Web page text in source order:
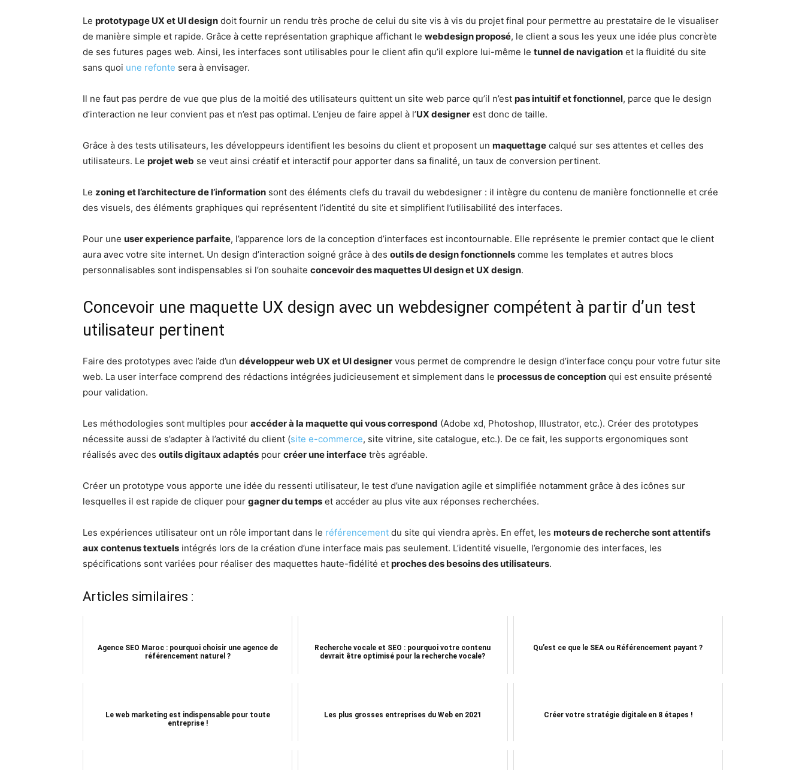
Le prototypage UX et UI design doit fournir un rendu très proche de celui du site vis à vis du projet final pour permettre au prestataire de le visualiser
de manière simple et rapide. Grâce à cette représentation graphique affichant le webdesign proposé, le client a sous les yeux une idée plus concrète
de ses futures pages web. Ainsi, les interfaces sont utilisables pour le client afin qu’il explore lui-même le tunnel de navigation et la fluidité du site
sans quoi une refonte sera à envisager.
Il ne faut pas perdre de vue que plus de la moitié des utilisateurs quittent un site web parce qu’il n’est pas intuitif et fonctionnel, parce que le design
d’interaction ne leur convient pas et n’est pas optimal. L’enjeu de faire appel à l’UX designer est donc de taille.
Grâce à des tests utilisateurs, les développeurs identifient les besoins du client et proposent un maquettage calqué sur ses attentes et celles des
utilisateurs. Le projet web se veut ainsi créatif et interactif pour apporter dans sa finalité, un taux de conversion pertinent.
Le zoning et l’architecture de l’information sont des éléments clefs du travail du webdesigner : il intègre du contenu de manière fonctionnelle et crée
des visuels, des éléments graphiques qui représentent l’identité du site et simplifient l’utilisabilité des interfaces.
Pour une user experience parfaite, l’apparence lors de la conception d’interfaces est incontournable. Elle représente le premier contact que le client
aura avec votre site internet. Un design d’interaction soigné grâce à des outils de design fonctionnels comme les templates et autres blocs
personnalisables sont indispensables si l’on souhaite concevoir des maquettes UI design et UX design.
Concevoir une maquette UX design avec un webdesigner compétent à partir d’un test
utilisateur pertinent
Faire des prototypes avec l’aide d’un développeur web UX et UI designer vous permet de comprendre le design d’interface conçu pour votre futur site
web. La user interface comprend des rédactions intégrées judicieusement et simplement dans le processus de conception qui est ensuite présenté
pour validation.
Les méthodologies sont multiples pour accéder à la maquette qui vous correspond (Adobe xd, Photoshop, Illustrator, etc.). Créer des prototypes
nécessite aussi de s’adapter à l’activité du client (site e-commerce, site vitrine, site catalogue, etc.). De ce fait, les supports ergonomiques sont
réalisés avec des outils digitaux adaptés pour créer une interface très agréable.
Créer un prototype vous apporte une idée du ressenti utilisateur, le test d’une navigation agile et simplifiée notamment grâce à des icônes sur
lesquelles il est rapide de cliquer pour gagner du temps et accéder au plus vite aux réponses recherchées.
Les expériences utilisateur ont un rôle important dans le référencement du site qui viendra après. En effet, les moteurs de recherche sont attentifs
aux contenus textuels intégrés lors de la création d’une interface mais pas seulement. L’identité visuelle, l’ergonomie des interfaces, les
spécifications sont variées pour réaliser des maquettes haute-fidélité et proches des besoins des utilisateurs.
Articles similaires :
Agence SEO Maroc : pourquoi choisir une agence de
référencement naturel ?
Recherche vocale et SEO : pourquoi votre contenu
devrait être optimisé pour la recherche vocale?
Qu’est ce que le SEA ou Référencement payant ?
Le web marketing est indispensable pour toute
entreprise !
Les plus grosses entreprises du Web en 2021 Créer votre stratégie digitale en 8 étapes !